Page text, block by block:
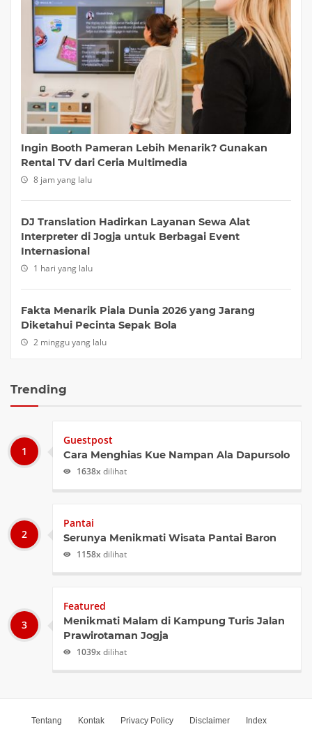
Ingin Booth Pameran Lebih Menarik? Gunakan
Rental TV dari Ceria Multimedia
8 jam yang lalu
DJ Translation Hadirkan Layanan Sewa Alat
Interpreter di Jogja untuk Berbagai Event
Internasional
1 hari yang lalu
Fakta Menarik Piala Dunia 2026 yang Jarang
Diketahui Pecinta Sepak Bola
2 minggu yang lalu
Trending
Guestpost
Cara Menghias Kue Nampan Ala Dapursolo
1638x dilihat
Pantai
Serunya Menikmati Wisata Pantai Baron
1158x dilihat
Featured
Menikmati Malam di Kampung Turis Jalan
Prawirotaman Jogja
1039x dilihat
Tentang Kontak Privacy Policy Disclaimer Index